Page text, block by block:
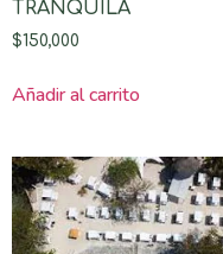
TRANQUILA
$150,000
Añadir al carrito